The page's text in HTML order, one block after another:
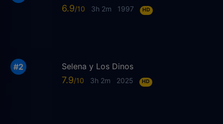
6.9 3h 2m 1997 HD
Selena y Los Dinos
7.9 3h 2m 2025 HD